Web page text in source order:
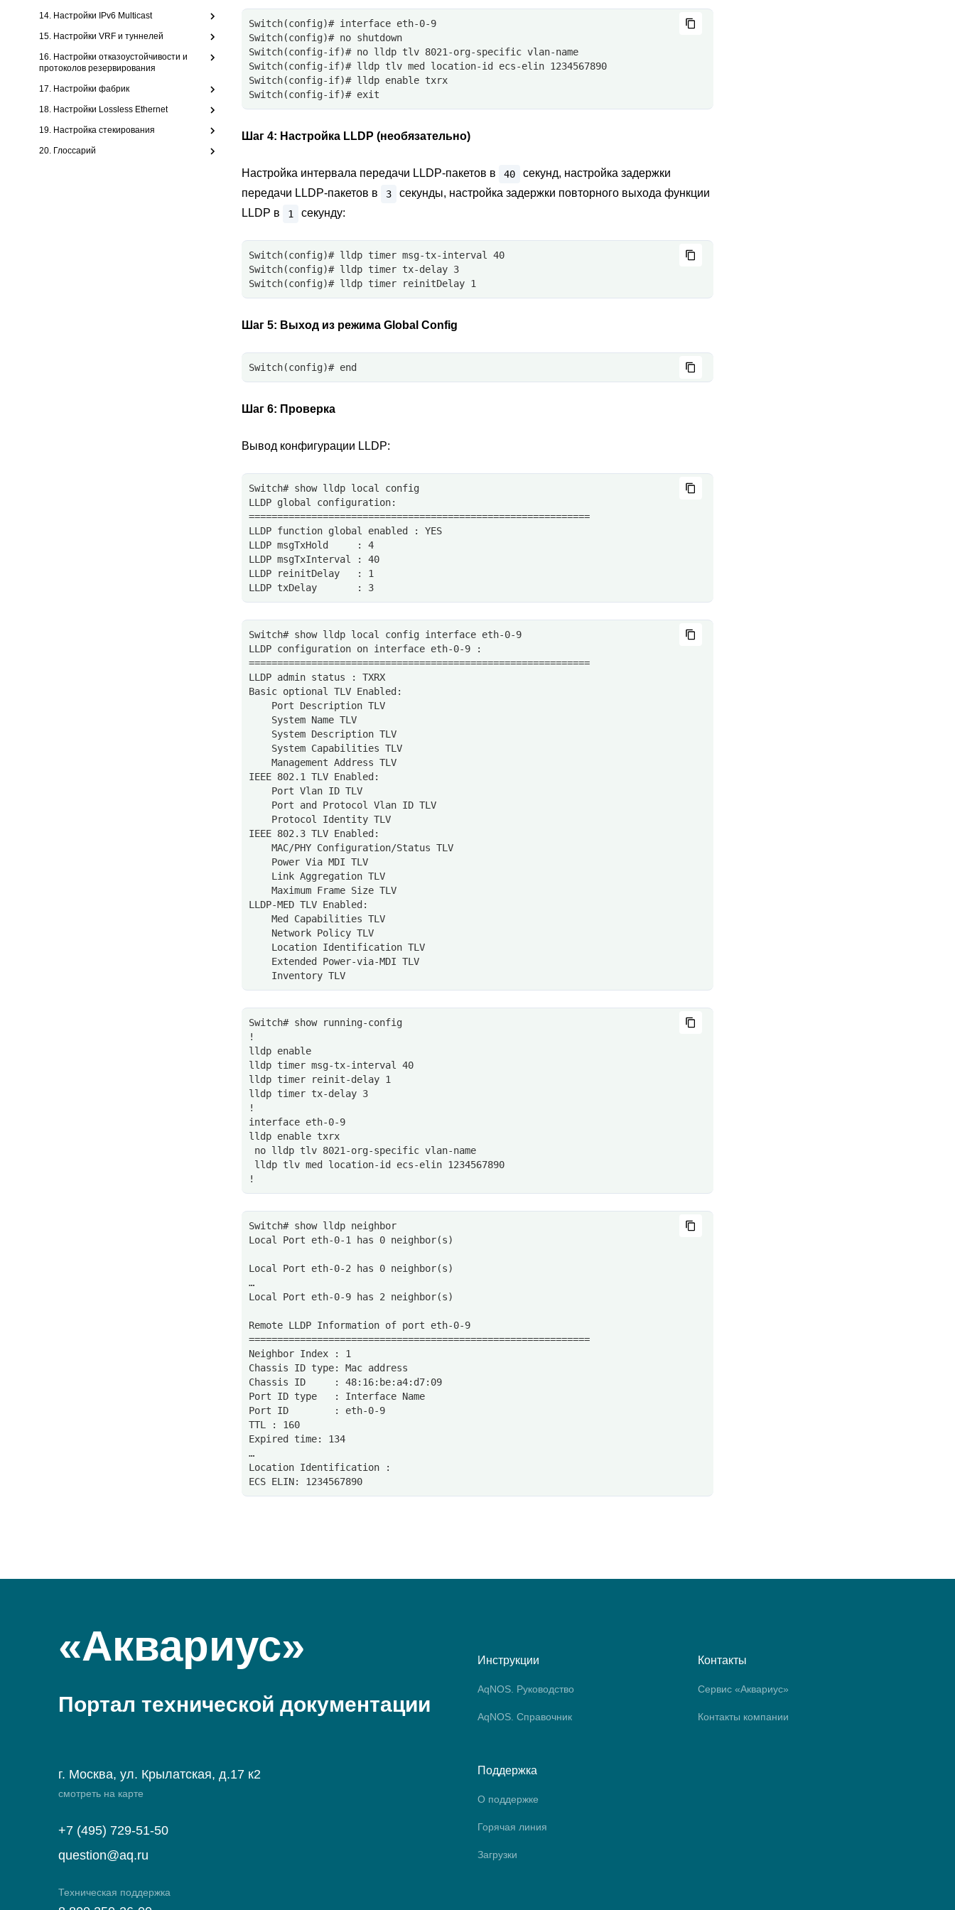
14. Настройки IPv6 Multicast
15. Настройки VRF и туннелей
16. Настройки отказоустойчивости и
протоколов резервирования
17. Настройки фабрик
18. Настройки Lossless Ethernet
19. Настройка стекирования
20. Глоссарий
Switch(config)# interface eth-0-9
Switch(config)# no shutdown
Switch(config-if)# no lldp tlv 8021-org-specific vlan-name
Switch(config-if)# lldp tlv med location-id ecs-elin 1234567890
Switch(config-if)# lldp enable txrx
Switch(config-if)# exit
Шаг 4: Настройка LLDP (необязательно)
Настройка интервала передачи LLDP-пакетов в 40
секунд, настройка задержки
передачи LLDP-пакетов в
3
секунды, настройка задержки повторного выхода функции
LLDP в
1 секунду:
Switch(config)# lldp timer msg-tx-interval 40
Switch(config)# lldp timer tx-delay 3
Switch(config)# lldp timer reinitDelay 1
Шаг 5: Выход из режима Global Config
Switch(config)# end
Шаг 6: Проверка
Вывод конфигурации LLDP:
Switch# show lldp local config
LLDP global configuration:
============================================================
LLDP function global enabled : YES
LLDP msgTxHold     : 4
LLDP msgTxInterval : 40
LLDP reinitDelay   : 1
LLDP txDelay       : 3
Switch# show lldp local config interface eth-0-9
LLDP configuration on interface eth-0-9 :
============================================================
LLDP admin status : TXRX
Basic optional TLV Enabled:
    Port Description TLV
    System Name TLV
    System Description TLV
    System Capabilities TLV
    Management Address TLV
IEEE 802.1 TLV Enabled:
    Port Vlan ID TLV
    Port and Protocol Vlan ID TLV
    Protocol Identity TLV
IEEE 802.3 TLV Enabled:
    MAC/PHY Configuration/Status TLV
    Power Via MDI TLV
    Link Aggregation TLV
    Maximum Frame Size TLV
LLDP-MED TLV Enabled:
    Med Capabilities TLV
    Network Policy TLV
    Location Identification TLV
    Extended Power-via-MDI TLV
    Inventory TLV
Switch# show running-config
!
lldp enable
lldp timer msg-tx-interval 40
lldp timer reinit-delay 1
lldp timer tx-delay 3
!
interface eth-0-9
lldp enable txrx
no lldp tlv 8021-org-specific vlan-name
lldp tlv med location-id ecs-elin 1234567890
!
Switch# show lldp neighbor
Local Port eth-0-1 has 0 neighbor(s)
Local Port eth-0-2 has 0 neighbor(s)
…
Local Port eth-0-9 has 2 neighbor(s)
Remote LLDP Information of port eth-0-9
============================================================
Neighbor Index : 1
Chassis ID type: Mac address
Chassis ID     : 48:16:be:a4:d7:09
Port ID type   : Interface Name
Port ID        : eth-0-9
TTL : 160
Expired time: 134
…
Location Identification :
ECS ELIN: 1234567890
«Аквариус»
Портал технической документации
г. Москва, ул. Крылатская, д.17 к2
смотреть на карте
+7 (495) 729-51-50
question@aq.ru
Техническая поддержка
Инструкции
AqNOS. Руководство
AqNOS. Справочник
Поддержка
О поддержке
Горячая линия
Загрузки
Контакты
Сервис «Аквариус»
Контакты компании